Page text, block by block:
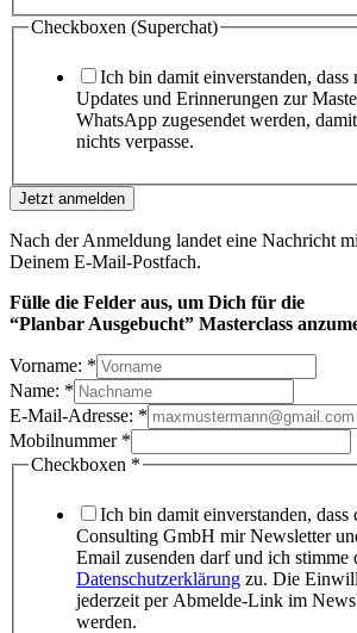
Checkboxen (Superchat)
Ich bin damit einverstanden,
Updates und Erinnerungen zur
WhatsApp zugesendet werden,
nichts verpasse.
Jetzt anmelden
Nach der Anmeldung landet eine Nachricht
Deinem E-Mail-Postfach.
Fülle die Felder aus, um Dich für die
“Planbar Ausgebucht” Masterclass
Vorname: *
Name: *
E-Mail-Adresse: *
Mobilnummer *
Checkboxen *
Ich bin damit einverstanden,
Consulting GmbH mir Newsletter
Email zusenden darf und ich stimme
Datenschutzerklärung zu. Die
jederzeit per Abmelde-Link im
werden.